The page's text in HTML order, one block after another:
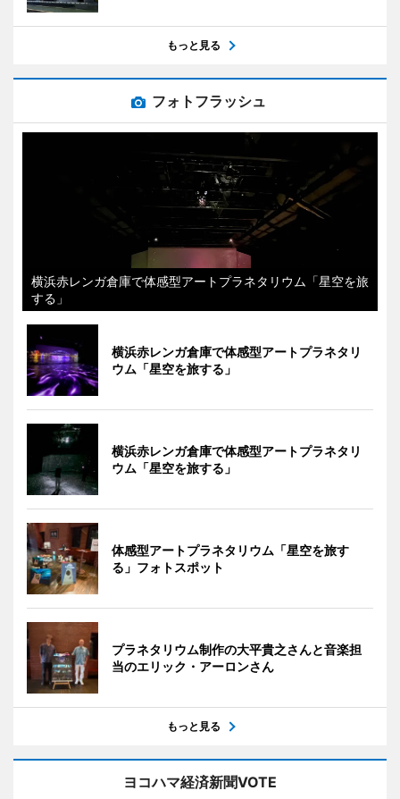
もっと見る
フォトフラッシュ
横浜赤レンガ倉庫で体感型アートプラネタリウム「星空を旅
する」
横浜赤レンガ倉庫で体感型アートプラネタリ
ウム「星空を旅する」
横浜赤レンガ倉庫で体感型アートプラネタリ
ウム「星空を旅する」
体感型アートプラネタリウム「星空を旅す
る」フォトスポット
プラネタリウム制作の大平貴之さんと音楽担
当のエリック・アーロンさん
もっと見る
ヨコハマ経済新聞VOTE